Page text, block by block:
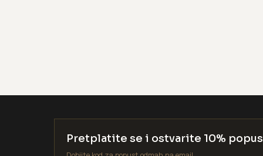
Pretplatite se i ostvarite 10%